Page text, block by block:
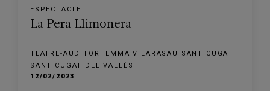
ESPECTACLE
La Pera Llimonera
TEATRE-AUDITORI EMMA VILARASAU SANT CUGAT
SANT CUGAT DEL VALLÈS
12/02/2023